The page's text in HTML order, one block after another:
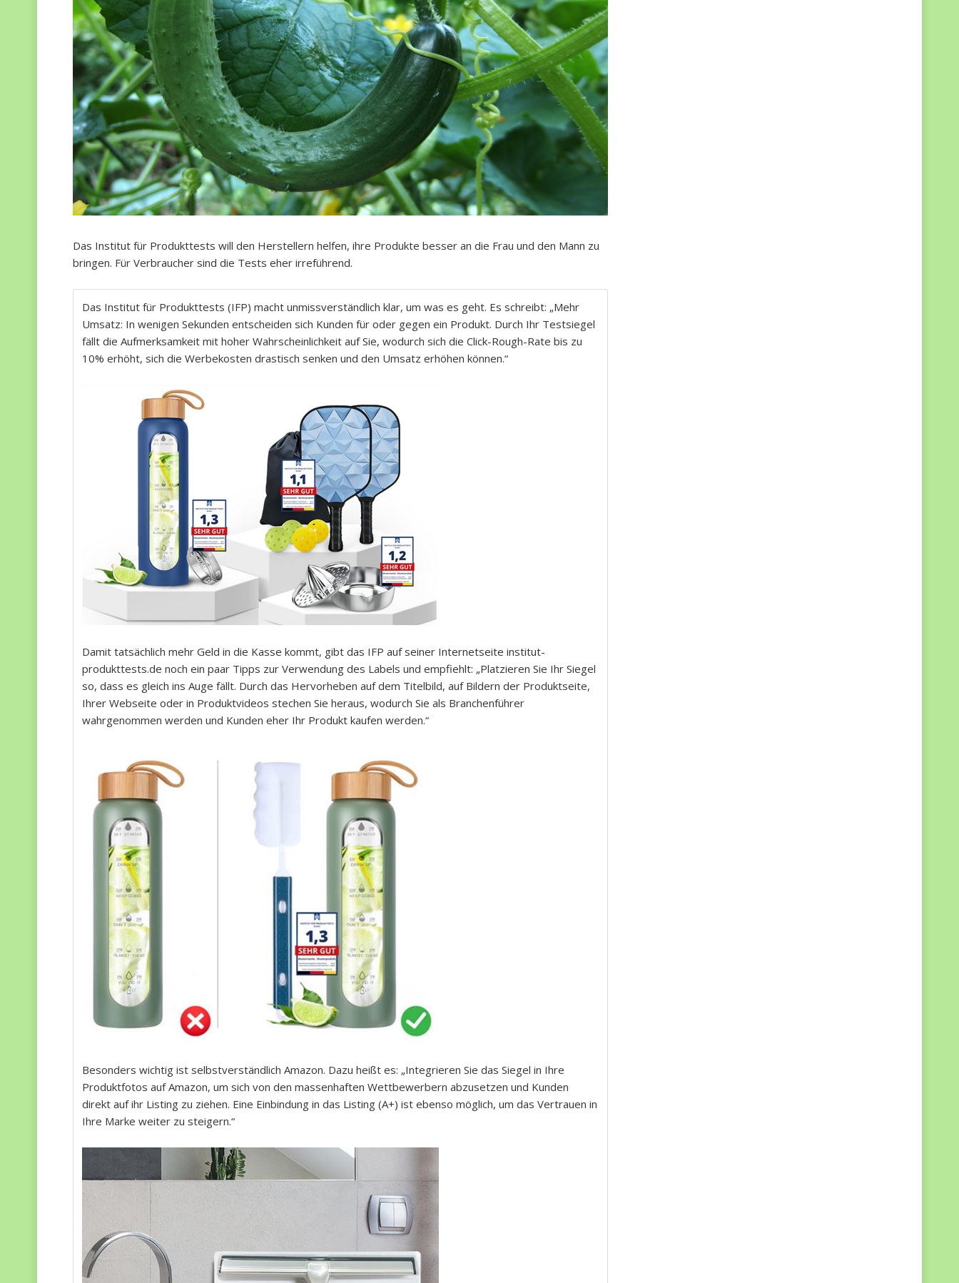
Das Institut für Produkttests will den Herstellern helfen, ihre Produkte besser an die Frau und den Mann zu
bringen. Für Verbraucher sind die Tests eher irreführend.
Das Institut für Produkttests (IFP) macht unmissverständlich klar, um was es geht. Es schreibt: „Mehr
Umsatz: In wenigen Sekunden entscheiden sich Kunden für oder gegen ein Produkt. Durch Ihr Testsiegel
fällt die Aufmerksamkeit mit hoher Wahrscheinlichkeit auf Sie, wodurch sich die Click-Rough-Rate bis zu
10% erhöht, sich die Werbekosten drastisch senken und den Umsatz erhöhen können.“
Damit tatsächlich mehr Geld in die Kasse kommt, gibt das IFP auf seiner Internetseite institut-
produkttests.de noch ein paar Tipps zur Verwendung des Labels und empfiehlt: „Platzieren Sie Ihr Siegel
so, dass es gleich ins Auge fällt. Durch das Hervorheben auf dem Titelbild, auf Bildern der Produktseite,
Ihrer Webseite oder in Produktvideos stechen Sie heraus, wodurch Sie als Branchenführer
wahrgenommen werden und Kunden eher Ihr Produkt kaufen werden.“
Besonders wichtig ist selbstverständlich Amazon. Dazu heißt es: „Integrieren Sie das Siegel in Ihre
Produktfotos auf Amazon, um sich von den massenhaften Wettbewerbern abzusetzen und Kunden
direkt auf ihr Listing zu ziehen. Eine Einbindung in das Listing (A+) ist ebenso möglich, um das Vertrauen in
Ihre Marke weiter zu steigern.“